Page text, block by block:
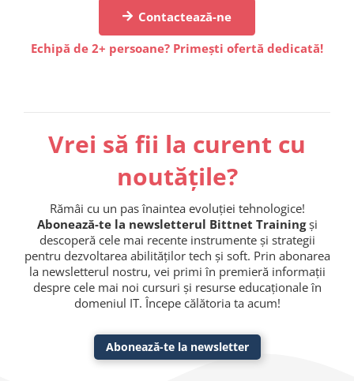
Contactează-ne
Echipă de 2+ persoane? Primești ofertă dedicată!
Vrei să fii la curent cu
noutățile?
Rămâi cu un pas înaintea evoluției tehnologice!
Abonează-te la newsletterul Bittnet Trainingși
descoperă cele mai recente instrumente și strategii
pentru dezvoltarea abilităților tech și soft. Prin abonarea
la newsletterul nostru, vei primi în premieră informații
despre cele mai noi cursuri și resurse educaționale în
domeniul IT. Începe călătoria ta acum!
Abonează-te la newsletter